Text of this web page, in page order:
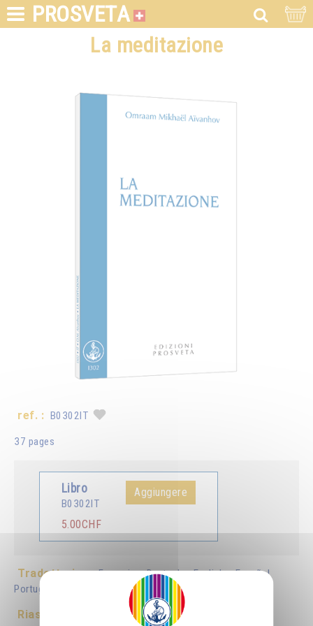
PROSVETA
La meditazione
ref. : B0302IT
37 pages
Libro
B0302IT
5.00CHF
Aggiungere
Tradotto in : Français Deutsch English
Español
Português
Riassunto